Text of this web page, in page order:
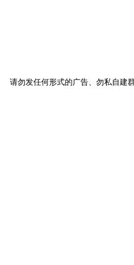
请勿发任何形式的广告、勿私自建